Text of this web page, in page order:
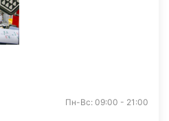
Пн-Вс: 09:00 - 21:00